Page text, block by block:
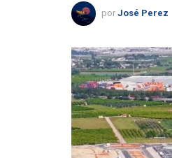
por José Perez